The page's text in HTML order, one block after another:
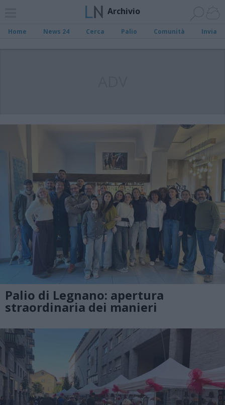
Archivio
Home News 24 Cerca Palio Comunità Invia
Palio di Legnano: apertura
straordinaria dei manieri